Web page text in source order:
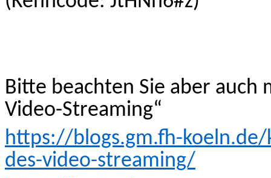
Bitte beachten Sie aber auch
Video-Streaming“
https://blogs.gm.fh-
des-video-streaming/